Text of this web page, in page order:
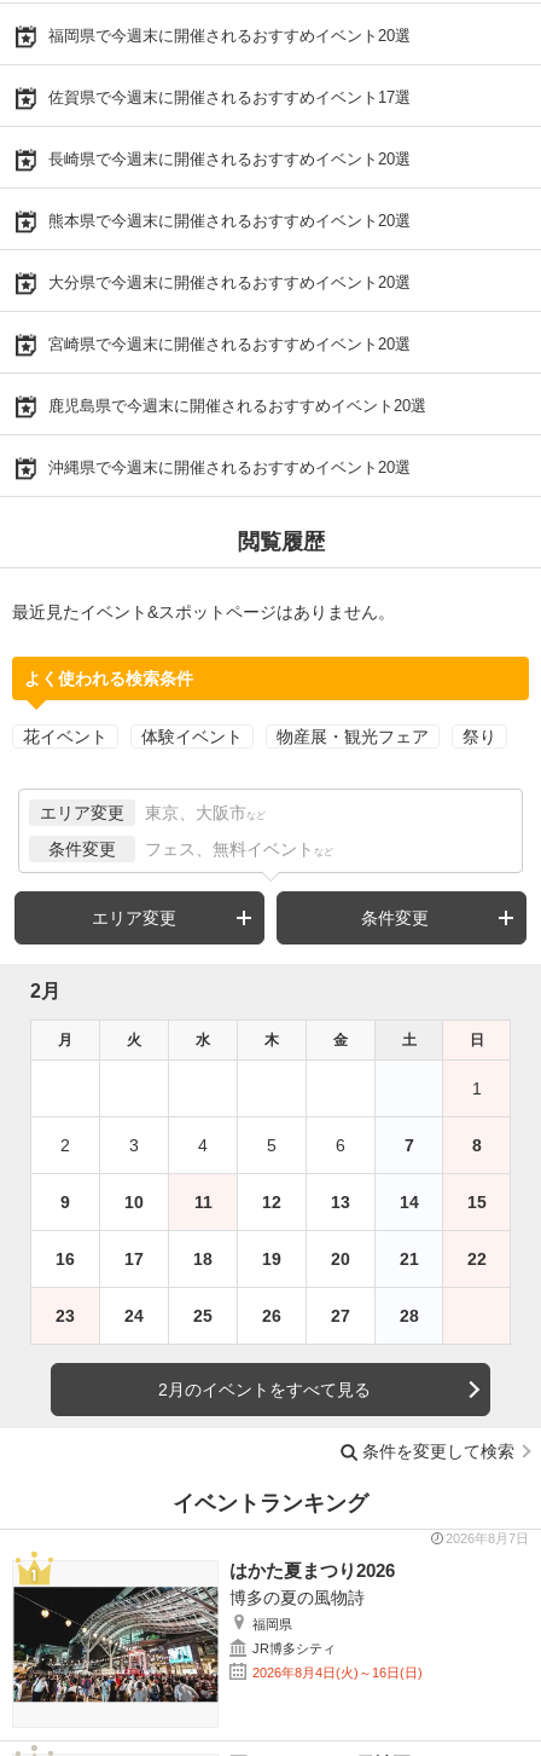
福岡県で今週末に開催されるおすすめイベント20選
佐賀県で今週末に開催されるおすすめイベント17選
長崎県で今週末に開催されるおすすめイベント20選
熊本県で今週末に開催されるおすすめイベント20選
大分県で今週末に開催されるおすすめイベント20選
宮崎県で今週末に開催されるおすすめイベント20選
鹿児島県で今週末に開催されるおすすめイベント20選
沖縄県で今週末に開催されるおすすめイベント20選
閲覧履歴
最近見たイベント&スポットページはありません。
よく使われる検索条件
花イベント 体験イベント 物産展・観光フェア 祭り
エリア変更 東京、大阪市 など
条件変更 フェス、無料イベント など
エリア変更 条件変更
2月
月 火 水 木 金 土 日
1
2 3 4 5 6 7 8
9 10 11 12 13 14 15
16 17 18 19 20 21 22
23 24 25 26 27 28
2月のイベントをすべて見る
条件を変更して検索
イベントランキング
2026年8月7日
はかた夏まつり2026
博多の夏の風物詩
福岡県
JR博多シティ
2026年8月4日(火)～16日(日)